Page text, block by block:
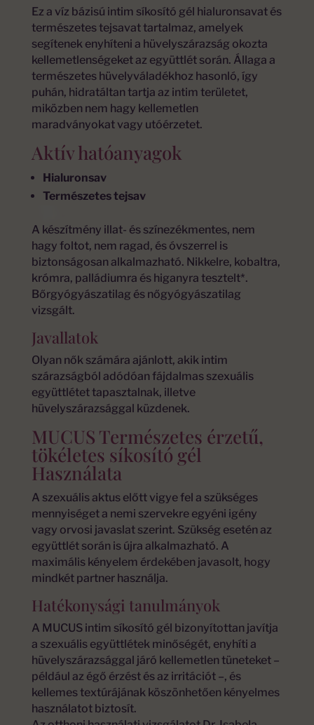
Ez a víz bázisú intim síkosító gél hialuronsavat és
természetes tejsavat tartalmaz, amelyek
segítenek enyhíteni a hüvelyszárazság okozta
kellemetlenségeket az együttlét során. Állaga a
természetes hüvelyváladékhoz hasonló, így
puhán, hidratáltan tartja az intim területet,
miközben nem hagy kellemetlen
maradványokat vagy utóérzetet.
Aktív hatóanyagok
Hialuronsav
Természetes tejsav
A készítmény illat- és színezékmentes, nem
hagy foltot, nem ragad, és óvszerrel is
biztonságosan alkalmazható. Nikkelre, kobaltra,
krómra, palládiumra és higanyra tesztelt*.
Bőrgyógyászatilag és nőgyógyászatilag
vizsgált.
Javallatok
Olyan nők számára ajánlott, akik intim
szárazságból adódóan fájdalmas szexuális
együttlétet tapasztalnak, illetve
hüvelyszárazsággal küzdenek.
MUCUS Természetes érzetű,
tökéletes síkosító gél
Használata
A szexuális aktus előtt vigye fel a szükséges
mennyiséget a nemi szervekre egyéni igény
vagy orvosi javaslat szerint. Szükség esetén az
együttlét során is újra alkalmazható. A
maximális kényelem érdekében javasolt, hogy
mindkét partner használja.
Hatékonysági tanulmányok
A MUCUS intim síkosító gél bizonyítottan javítja
a szexuális együttlétek minőségét, enyhíti a
hüvelyszárazsággal járó kellemetlen tüneteket –
például az égő érzést és az irritációt –, és
kellemes textúrájának köszönhetően kényelmes
használatot biztosít.